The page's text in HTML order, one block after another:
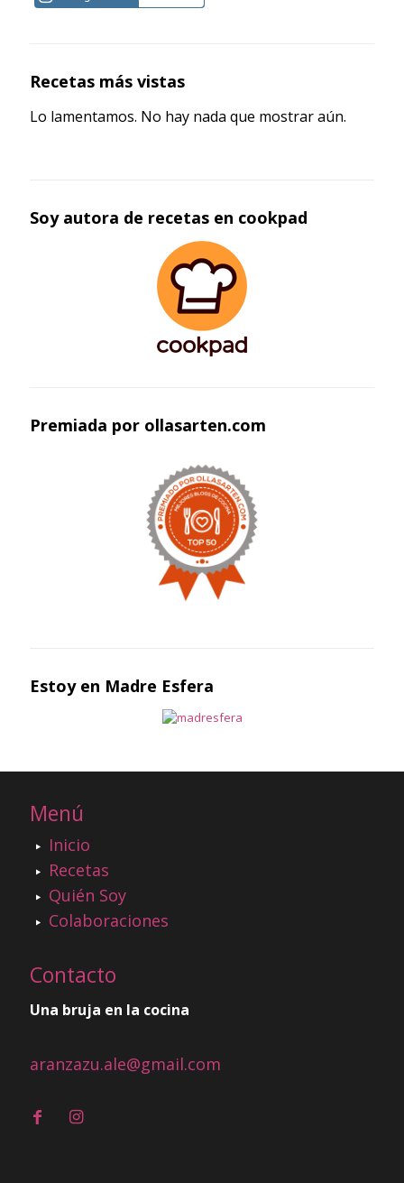
Recetas más vistas
Lo lamentamos. No hay nada que mostrar aún.
Soy autora de recetas en cookpad
Premiada por ollasarten.com
Estoy en Madre Esfera
Menú
Inicio
Recetas
Quién Soy
Colaboraciones
Contacto
Una bruja en la cocina
aranzazu.ale@gmail.com